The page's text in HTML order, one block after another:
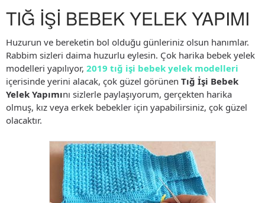
TIĞ İŞİ BEBEK YELEK YAPIMI
Huzurun ve bereketin bol olduğu günleriniz olsun hanımlar.
Rabbim sizleri daima huzurlu eylesin. Çok harika bebek yelek
modelleri yapılıyor, 2019 tığ işi bebek yelek modelleri
içerisinde yerini alacak, çok güzel görünen Tığ İşi Bebek
Yelek Yapımını sizlerle paylaşıyorum, gerçekten harika
olmuş, kız veya erkek bebekler için yapabilirsiniz, çok güzel
olacaktır.